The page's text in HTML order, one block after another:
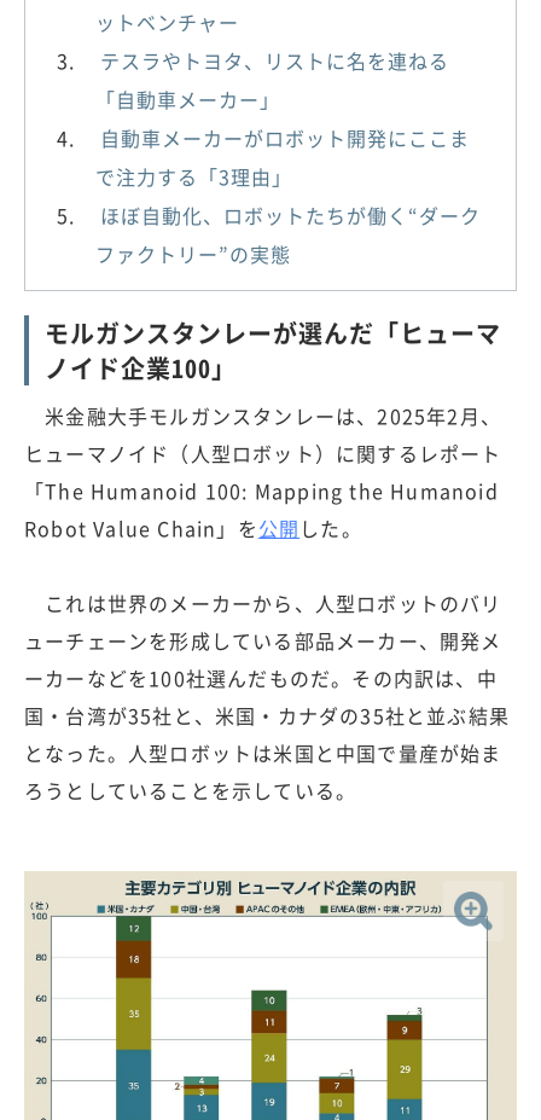
ットベンチャー
テスラやトヨタ、リストに名を連ねる
「自動車メーカー」
自動車メーカーがロボット開発にここま
で注力する「3理由」
ほぼ自動化、ロボットたちが働く“ダーク
ファクトリー”の実態
モルガンスタンレーが選んだ「ヒューマ
ノイド企業100」
米金融大手モルガンスタンレーは、2025年2月、
ヒューマノイド（人型ロボット）に関するレポート
「The Humanoid 100: Mapping the Humanoid
Robot Value Chain」を公開 した。
これは世界のメーカーから、人型ロボットのバリ
ューチェーンを形成している部品メーカー、開発メ
ーカーなどを100社選んだものだ。その内訳は、中
国・台湾が35社と、米国・カナダの35社と並ぶ結果
となった。人型ロボットは米国と中国で量産が始ま
ろうとしていることを示している。